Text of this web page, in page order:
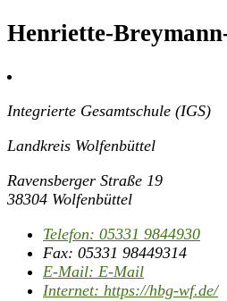
Henriette-
Integrierte Gesamtschule (IGS)
Landkreis Wolfenbüttel
Ravensberger Straße 19
38304 Wolfenbüttel
Telefon: 05331 9844930
Fax: 05331 98449314
E-Mail: E-Mail
Internet: https://hbg-wf.de/